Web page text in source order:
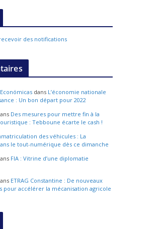
des notifications
dans L’économie nationale
: Un bon départ pour 2022
Des mesures pour mettre fin à la
: Tebboune écarte le cash !
des véhicules : La
le tout-numérique dès ce dimanche
FIA : Vitrine d’une diplomatie
ETRAG Constantine : De nouveaux
pour accélérer la mécanisation agricole